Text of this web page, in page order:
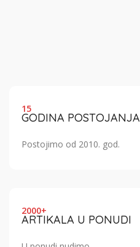
15
GODINA POSTOJANJA
Postojimo od 2010. god.
2000+
ARTIKALA U PONUDI